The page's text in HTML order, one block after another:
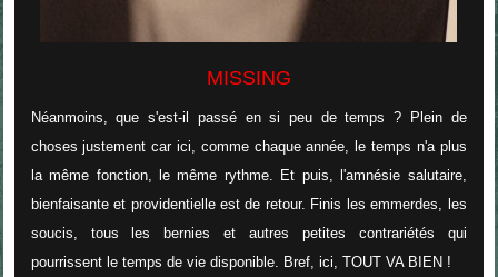
MISSING
Néanmoins, que s'est-il passé en si peu de temps ? Plein de
choses justement car ici, comme chaque année, le temps n'a plus
la même fonction, le même rythme. Et puis, l'amnésie salutaire,
bienfaisante et providentielle est de retour. Finis les emmerdes, les
soucis, tous les bernies et autres petites contrariétés qui
pourrissent le temps de vie disponible. Bref, ici, TOUT VA BIEN !